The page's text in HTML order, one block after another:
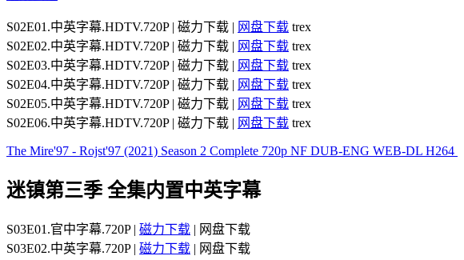
S02E01.中英字幕.HDTV.720P | 磁力下载 | 网盘下载 trex
S02E02.中英字幕.HDTV.720P | 磁力下载 | 网盘下载 trex
S02E03.中英字幕.HDTV.720P | 磁力下载 | 网盘下载 trex
S02E04.中英字幕.HDTV.720P | 磁力下载 | 网盘下载 trex
S02E05.中英字幕.HDTV.720P | 磁力下载 | 网盘下载 trex
S02E06.中英字幕.HDTV.720P | 磁力下载 | 网盘下载 trex
The Mire'97 - Rojst'97 (2021) Season 2 Complete 720p NF DUB-ENG WEB-DL H264
迷镇第三季 全集内置中英字幕
S03E01.官中字幕.720P | 磁力下载 | 网盘下载
S03E02.中英字幕.720P | 磁力下载 | 网盘下载